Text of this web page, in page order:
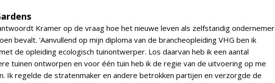
Kramer op de vraag hoe het nieuwe leven als zelfstandig ondernemer
bevalt. 'Aanvullend op mijn diploma van de brancheopleiding VHG ben ik
de opleiding ecologisch tuinontwerper. Los daarvan heb ik een aantal
tuinen ontworpen en voor één tuin heb ik de regie van de uitvoering op me
Ik regelde de stratenmaker en andere betrokken partijen en verzorgde de